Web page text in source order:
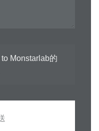
to Monstarlab的